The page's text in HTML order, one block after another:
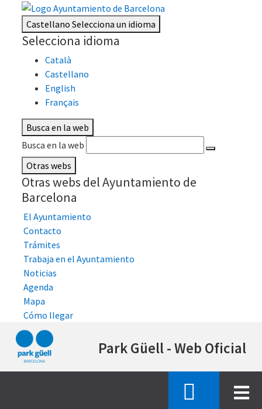
CastellanoSelecciona un idioma
Selecciona idioma
Català
Castellano
English
Français
Busca en la web
Busca en la web
Otras webs
Otras webs del Ayuntamiento de
Barcelona
El Ayuntamiento
Contacto
Trámites
Trabaja en el Ayuntamiento
Noticias
Agenda
Mapa
Cómo llegar
al
principal
Park Güell - Web Oficial